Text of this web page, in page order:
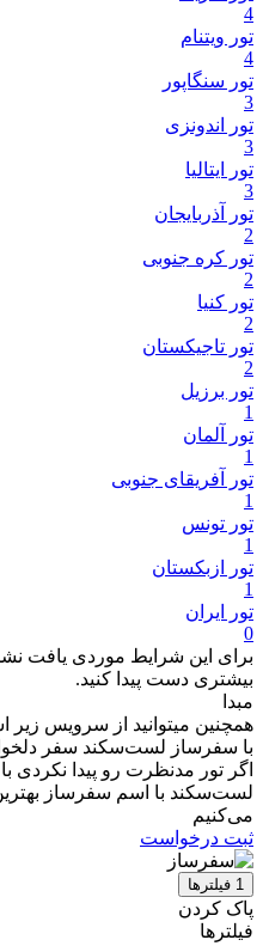
4
تور ویتنام
4
تور سنگاپور
3
تور اندونزی
3
تور ایتالیا
3
تور آذربایجان
2
تور کره جنوبی
2
تور کنیا
2
تور تاجیکستان
2
تور برزیل
1
تور آلمان
1
تور آفریقای جنوبی
1
تور تونس
1
تور ازبکستان
1
تور ایران
0
برای این شرایط موردی یافت
بیشتری دست پیدا کنید.
مبدا
همچنین میتوانید از سرویس زیر
با سفرساز لست‌سکند سفر
اگر تور مدنظرت رو پیدا نکردی
لست‌سکند با اسم سفرساز بهترین
می‌کنیم
ثبت درخواست
1
پاک کردن
فیلترها